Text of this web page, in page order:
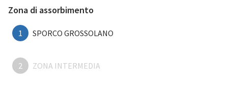
Zona di assorbimento
1 SPORCO GROSSOLANO
2 ZONA INTERMEDIA